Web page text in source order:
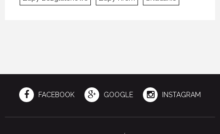
FACEBOOK GOOGLE INSTAGRAM